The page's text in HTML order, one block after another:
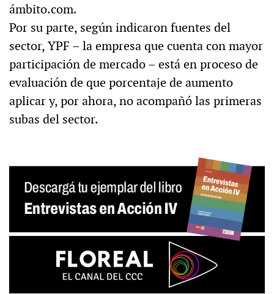
ámbito.com.
Por su parte, según indicaron fuentes del
sector, YPF – la empresa que cuenta con mayor
participación de mercado – está en proceso de
evaluación de que porcentaje de aumento
aplicar y, por ahora, no acompañó las primeras
subas del sector.